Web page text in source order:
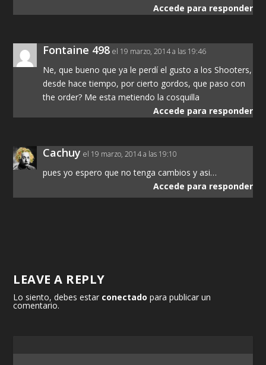
Accede para responder
Fontaine 498 el 19 marzo, 2014 a las 19:46
Ne, que bueno que ya le perdí el gusto a los Shooters,
desde hace tiempo, por cierto gordos, que paso con
the order? Me esta metiendo la cosquilla
Accede para responder
Cachuy el 19 marzo, 2014 a las 19:10
pues yo espero que no tenga cambios y asi…
Accede para responder
LEAVE A REPLY
Lo siento, debes estar conectado para publicar un
comentario.